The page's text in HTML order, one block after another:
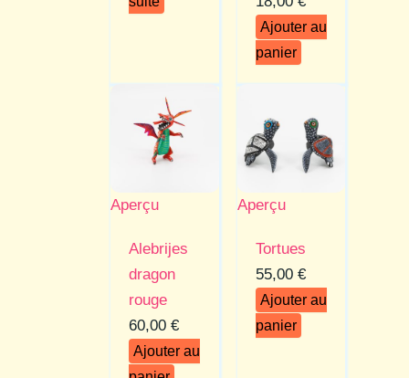
Ajouter au
panier
Aperçu
Alebrijes
dragon
rouge
60,00 €
Ajouter au
Aperçu
Tortues
55,00 €
Ajouter au
panier